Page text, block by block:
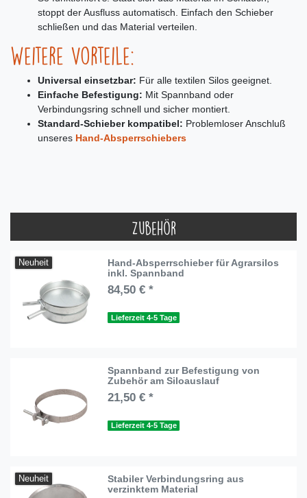
stoppt der Ausfluss automatisch. Einfach den Schieber
schließen und das Material verteilen.
Weitere Vorteile:
Universal einsetzbar: Für alle textilen Silos geeignet.
Einfache Befestigung: Mit Spannband oder
Verbindungsring schnell und sicher montiert.
Standard-Schieber kompatibel: Problemloser Anschluß
unseres Hand-Absperrschiebers
Zubehör
Neuheit
Hand-Absperrschieber für Agrarsilos
inkl. Spannband
84,50 € *
Lieferzeit 4-5 Tage
Spannband zur Befestigung von
Zubehör am Siloauslauf
21,50 € *
Lieferzeit 4-5 Tage
Neuheit
Stabiler Verbindungsring aus
verzinktem Material